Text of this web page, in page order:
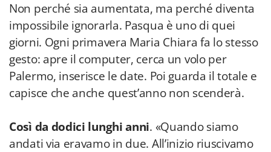
Non perché sia aumentata, ma perché diventa
impossibile ignorarla. Pasqua è uno di quei
giorni. Ogni primavera Maria Chiara fa lo stesso
gesto: apre il computer, cerca un volo per
Palermo, inserisce le date. Poi guarda il totale e
capisce che anche quest’anno non scenderà.
Così da dodici lunghi anni. «Quando siamo
andati via eravamo in due. All’inizio riuscivamo